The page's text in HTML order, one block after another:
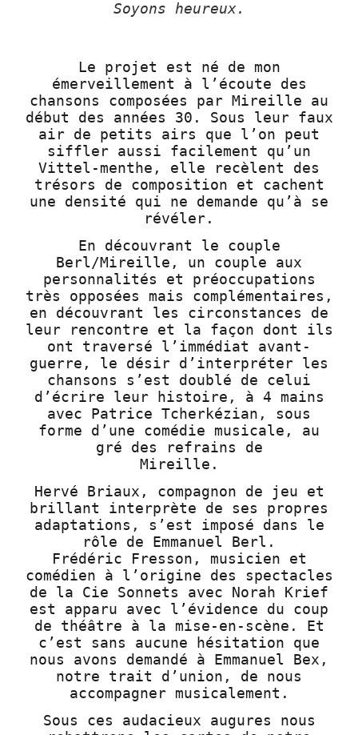
Soyons heureux.
Le projet est né de mon
émerveillement à l’écoute des
chansons composées par Mireille au
début des années 30. Sous leur faux
air de petits airs que l’on peut
siffler aussi facilement qu’un
Vittel-menthe, elle recèlent des
trésors de composition et cachent
une densité qui ne demande qu’à se
révéler.
En découvrant le couple
Berl/Mireille, un couple aux
personnalités et préoccupations
très opposées mais complémentaires,
en découvrant les circonstances de
leur rencontre et la façon dont ils
ont traversé l’immédiat avant-
guerre, le désir d’interpréter les
chansons s’est doublé de celui
d’écrire leur histoire, à 4 mains
avec Patrice Tcherkézian, sous
forme d’une comédie musicale, au
gré des refrains de
Mireille.
Hervé Briaux, compagnon de jeu et
brillant interprète de ses propres
adaptations, s’est imposé dans le
rôle de Emmanuel Berl.
Frédéric Fresson, musicien et
comédien à l’origine des spectacles
de la Cie Sonnets avec Norah Krief
est apparu avec l’évidence du coup
de théâtre à la mise-en-scène. Et
c’est sans aucune hésitation que
nous avons demandé à Emmanuel Bex,
notre trait d’union, de nous
accompagner musicalement.
Sous ces audacieux augures nous